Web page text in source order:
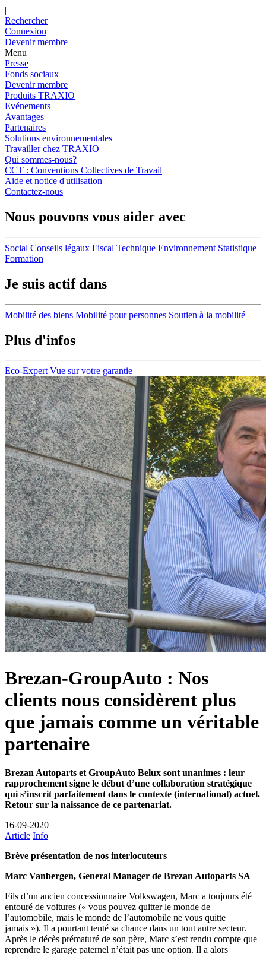
|
Rechercher
Connexion
Devenir membre
Menu
Presse
Fonds sociaux
Devenir membre
Produits TRAXIO
Evénements
Avantages
Partenaires
Solutions environnementales
Travailler chez TRAXIO
Qui sommes-nous?
CCT : Conventions Collectives de Travail
Aide et notice d'utilisation
Contactez-nous
Nous pouvons vous aider avec
Social Conseils légaux Fiscal Technique Environnement Statistique
Formation
Je suis actif dans
Mobilité des biens Mobilité pour personnes Soutien à la mobilité
Plus d'infos
Eco-Expert Vue sur votre garantie
Brezan-GroupAuto : Nos
clients nous considèrent plus
que jamais comme un véritable
partenaire
Brezan Autoparts et GroupAuto Belux sont unanimes : leur
rapprochement signe le début d’une collaboration stratégique
qui s’inscrit parfaitement dans le contexte (international) actuel.
Retour sur la naissance de ce partenariat.
16-09-2020
Article Info
Brève présentation de nos interlocuteurs
Marc Vanbergen, General Manager de Brezan Autoparts SA
Fils d’un ancien concessionnaire Volkswagen, Marc a toujours été
entouré de voitures (« vous pouvez quitter le monde de
l’automobile, mais le monde de l’automobile ne vous quitte
jamais »). Il a pourtant tenté sa chance dans un tout autre secteur.
Après le décès prématuré de son père, Marc s’est rendu compte que
reprendre le garage paternel n’était pas une option. Il a alors